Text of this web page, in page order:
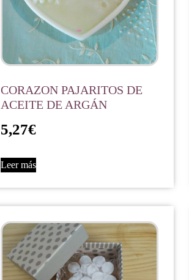
CORAZON PAJARITOS DE
ACEITE DE ARGÁN
5,27€
Leer más